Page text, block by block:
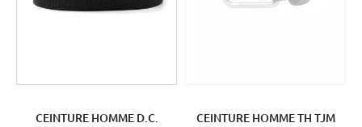
CEINTURE HOMME D.C.
CEINTURE HOMME TH TJM